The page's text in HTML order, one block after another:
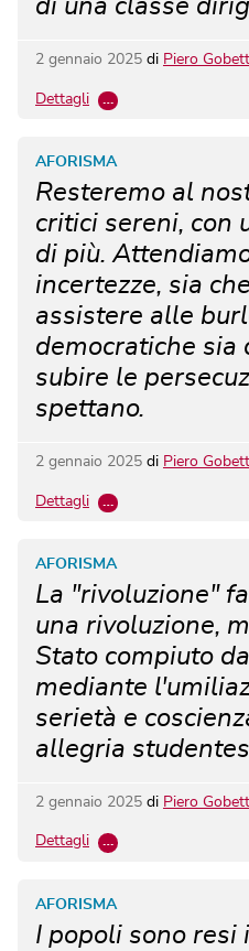
di una classe
2 gennaio 2025 di Piero
Dettagli …
Resteremo al
critici sereni, con
di più.
incertezze, sia
assistere alle
democratiche sia
subire le
spettano.
AFORISMA
2 gennaio 2025 di Piero
Dettagli …
La "rivoluzione"
una rivoluzione,
Stato compiuto
mediante
serietà e
allegria
AFORISMA
2 gennaio 2025 di Piero
Dettagli …
I popoli sono resi
AFORISMA